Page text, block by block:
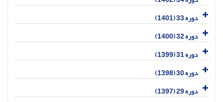
دوره 33 (1401)
دوره 32 (1400)
دوره 31 (1399)
دوره 30 (1398)
دوره 29 (1397)